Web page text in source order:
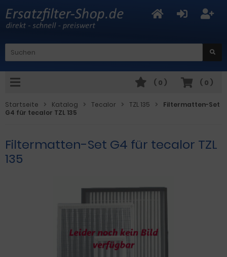
( 0 )
( 0 )
Startseite Katalog Tecalor TZL 135
Filtermatten-Set
G4 für tecalor TZL 135
Filtermatten-Set G4 für tecalor TZL
135